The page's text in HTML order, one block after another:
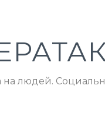
на людей.